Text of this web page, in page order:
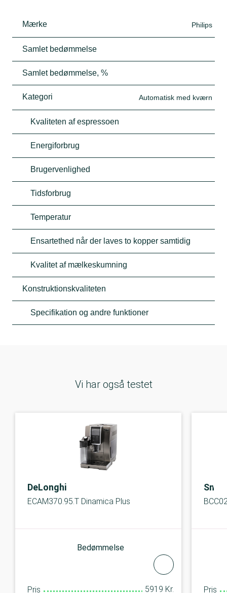
Mærke Philips
Samlet bedømmelse
Samlet bedømmelse, %
Kategori Automatisk med kværn
Kvaliteten af espressoen
Energiforbrug
Brugervenlighed
Tidsforbrug
Temperatur
Ensartethed når der laves to kopper samtidig
Kvalitet af mælkeskumning
Konstruktionskvaliteten
Specifikation og andre funktioner
Vi har også testet
DeLonghi
ECAM370.95.T Dinamica Plus
Bedømmelse
Pris 5919 Kr.
Smeg
Pris